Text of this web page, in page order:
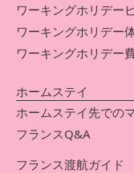
ワーキングホリデー
ワーキングホリデー
ワーキングホリデー
ホームステイ
ホームステイ先での
フランスQ&A
フランス渡航ガイド